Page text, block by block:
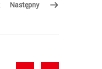
Następny